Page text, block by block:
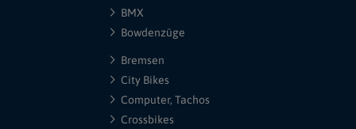
BMX
Bowdenzüge
Bremsen
City Bikes
Computer, Tachos
Crossbikes